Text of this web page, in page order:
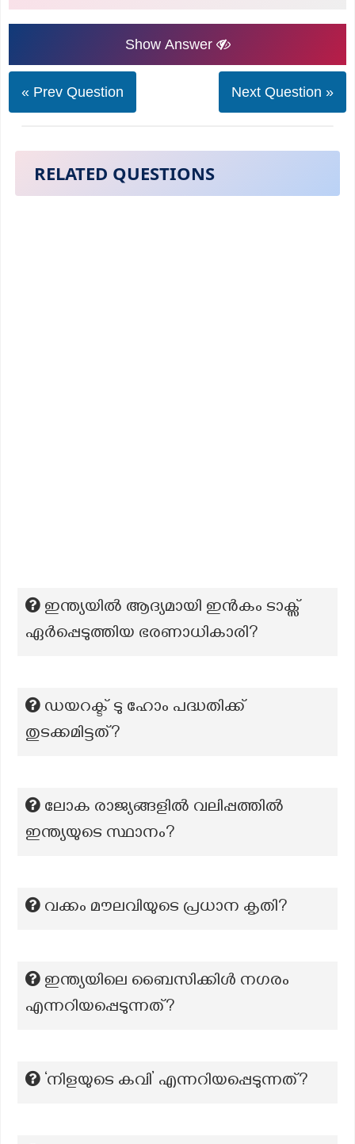
Show Answer
« Prev Question Next Question »
RELATED QUESTIONS
ഇന്ത്യയിൽ ആദ്യമായി ഇൻകം ടാക്സ്
ഏർപ്പെടുത്തിയ ഭരണാധികാരി?
ഡയറക്ട് ടു ഹോം പദ്ധതിക്ക്
തുടക്കമിട്ടത്?
ലോക രാജ്യങ്ങളിൽ വലിപ്പത്തിൽ
ഇന്ത്യയുടെ സ്ഥാനം?
വക്കം മൗലവിയുടെ പ്രധാന കൃതി?
ഇന്ത്യയിലെ ബൈസിക്കിൾ നഗരം
എന്നറിയപ്പെടുന്നത്?
‘നിളയുടെ കവി’ എന്നറിയപ്പെടുന്നത്?